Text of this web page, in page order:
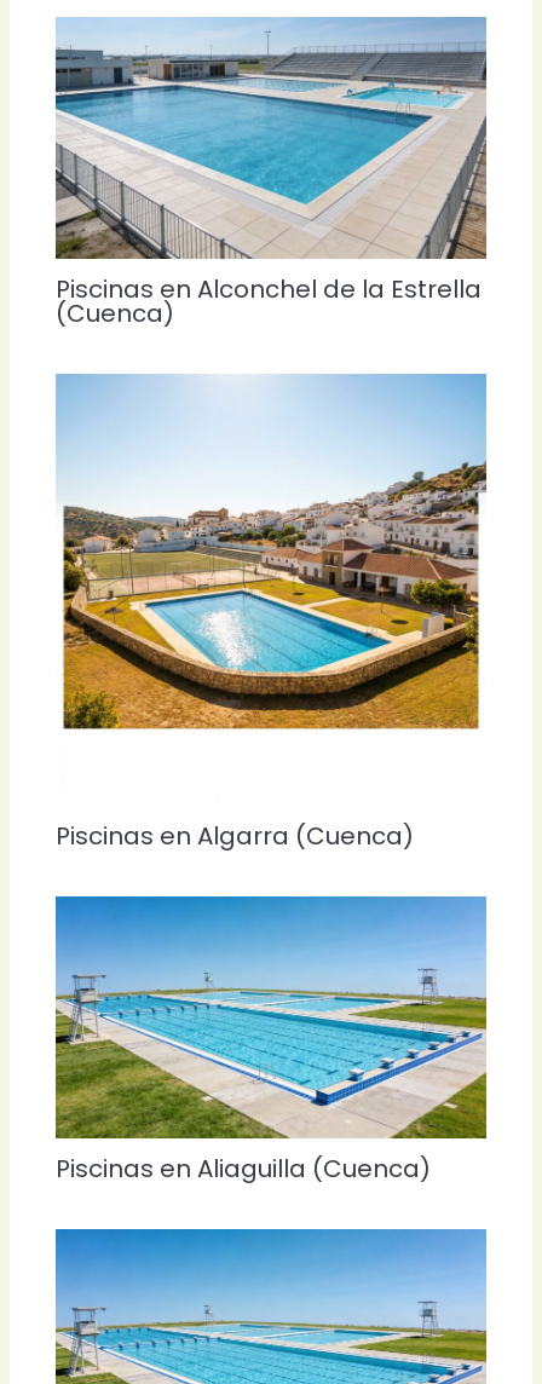
Piscinas en Alconchel de la Estrella
(Cuenca)
Piscinas en Algarra (Cuenca)
Piscinas en Aliaguilla (Cuenca)